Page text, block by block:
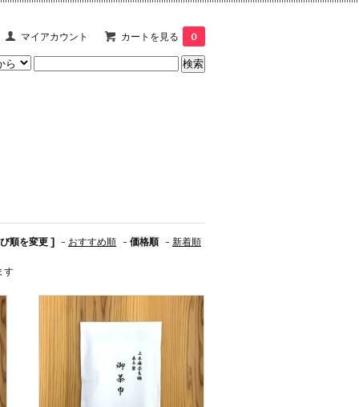
マイアカウント カートを見る 0
順を変更 ] - おすすめ順 - 価格順 - 新着順
す